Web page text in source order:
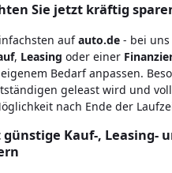
Sie jetzt kräftig
aufauto.de - bei uns
, Leasing oder einer
Bedarf anpassen.
geleast wird und
nach Ende der
günstige Kauf-, Leasing-